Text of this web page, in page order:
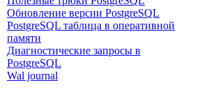
Обновление версии PostgreSQL
PostgreSQL таблица в оперативной
памяти
Диагностические запросы в
PostgreSQL
Wal journal